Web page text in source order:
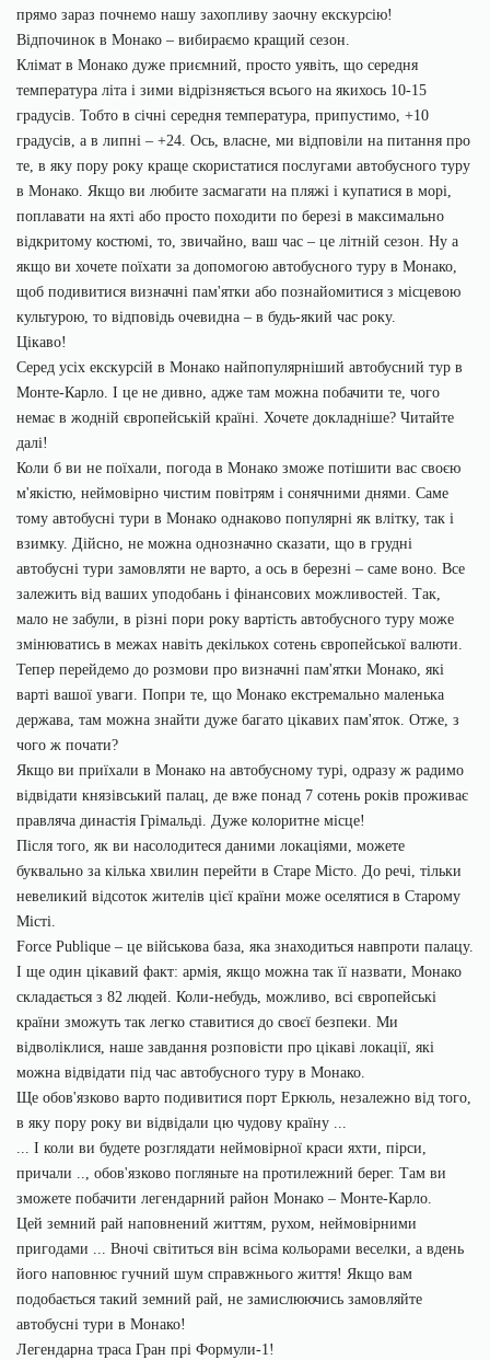
прямо зараз почнемо нашу захопливу заочну екскурсію!
Відпочинок в Монако – вибираємо кращий сезон.
Клімат в Монако дуже приємний, просто уявіть, що середня
температура літа і зими відрізняється всього на якихось 10-15
градусів. Тобто в січні середня температура, припустимо, +10
градусів, а в липні – +24. Ось, власне, ми відповіли на питання про
те, в яку пору року краще скористатися послугами автобусного туру
в Монако. Якщо ви любите засмагати на пляжі і купатися в морі,
поплавати на яхті або просто походити по березі в максимально
відкритому костюмі, то, звичайно, ваш час – це літній сезон. Ну а
якщо ви хочете поїхати за допомогою автобусного туру в Монако,
щоб подивитися визначні пам'ятки або познайомитися з місцевою
культурою, то відповідь очевидна – в будь-який час року.
Цікаво!
Серед усіх екскурсій в Монако найпопулярніший автобусний тур в
Монте-Карло. І це не дивно, адже там можна побачити те, чого
немає в жодній європейській країні. Хочете докладніше? Читайте
далі!
Коли б ви не поїхали, погода в Монако зможе потішити вас своєю
м'якістю, неймовірно чистим повітрям і сонячними днями. Саме
тому автобусні тури в Монако однаково популярні як влітку, так і
взимку. Дійсно, не можна однозначно сказати, що в грудні
автобусні тури замовляти не варто, а ось в березні – саме воно. Все
залежить від ваших уподобань і фінансових можливостей. Так,
мало не забули, в різні пори року вартість автобусного туру може
змінюватись в межах навіть декількох сотень європейської валюти.
Тепер перейдемо до розмови про визначні пам'ятки Монако, які
варті вашої уваги. Попри те, що Монако екстремально маленька
держава, там можна знайти дуже багато цікавих пам'яток. Отже, з
чого ж почати?
Якщо ви приїхали в Монако на автобусному турі, одразу ж радимо
відвідати князівський палац, де вже понад 7 сотень років проживає
правляча династія Грімальді. Дуже колоритне місце!
Після того, як ви насолодитеся даними локаціями, можете
буквально за кілька хвилин перейти в Старе Місто. До речі, тільки
невеликий відсоток жителів цієї країни може оселятися в Старому
Місті.
Force Publique – це військова база, яка знаходиться навпроти палацу.
І ще один цікавий факт: армія, якщо можна так її назвати, Монако
складається з 82 людей. Коли-небудь, можливо, всі європейські
країни зможуть так легко ставитися до своєї безпеки. Ми
відволіклися, наше завдання розповісти про цікаві локації, які
можна відвідати під час автобусного туру в Монако.
Ще обов'язково варто подивитися порт Еркюль, незалежно від того,
в яку пору року ви відвідали цю чудову країну ...
... І коли ви будете розглядати неймовірної краси яхти, пірси,
причали .., обов'язково погляньте на протилежний берег. Там ви
зможете побачити легендарний район Монако – Монте-Карло.
Цей земний рай наповнений життям, рухом, неймовірними
пригодами ... Вночі світиться він всіма кольорами веселки, а вдень
його наповнює гучний шум справжнього життя! Якщо вам
подобається такий земний рай, не замислюючись замовляйте
автобусні тури в Монако!
Легендарна траса Гран прі Формули-1!